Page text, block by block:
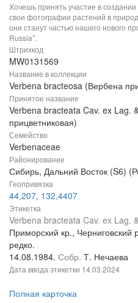
Хочешь принять участие в
свои фотографии растений в
они станут частью нашего нового
Russia".
Штрихкод
MW0131569
Название в коллекции
Verbena bracteosa (Вербена
Принятое название
Verbena bracteata Cav. ex Lag.
прицветниковая)
Семейство
Verbenaceae
Районирование
Сибирь, Дальний Восток (S6)
Геопривязка
44,207, 132,4407
Этикетка
Verbena bracteata Cav. ex Lag.
Приморский кр.,
редко.
14.08.1984. Собр. Т. Нечаева
Дата ввода этикетки 14.03.2024
Полная карточка